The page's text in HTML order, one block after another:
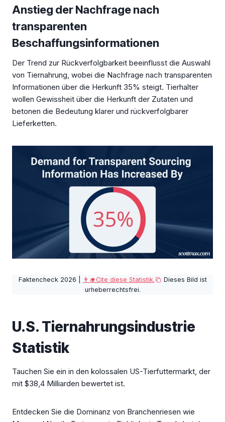
Anstieg der Nachfrage nach
transparenten
Beschaffungsinformationen
Der Trend zur Rückverfolgbarkeit beeinflusst die Auswahl
von Tiernahrung, wobei die Nachfrage nach transparenten
Informationen über die Herkunft 35% steigt. Tierhalter
wollen Gewissheit über die Herkunft der Zutaten und
betonen die Bedeutung klarer und rückverfolgbarer
Lieferketten.
Faktencheck 2026 | 👨‍🎓Cite diese Statistik.
Dieses Bild ist
urheberrechtsfrei.
U.S. Tiernahrungsindustrie
Statistik
Tauchen Sie ein in den kolossalen US-Tierfuttermarkt, der
mit $38,4 Milliarden bewertet ist.
Entdecken Sie die Dominanz von Branchenriesen wie